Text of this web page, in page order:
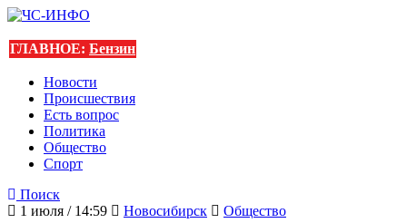
ГЛАВНОЕ: Бензин
Новости
Происшествия
Есть вопрос
Политика
Общество
Спорт
Поиск
1 июля / 14:59
Новосибирск Общество